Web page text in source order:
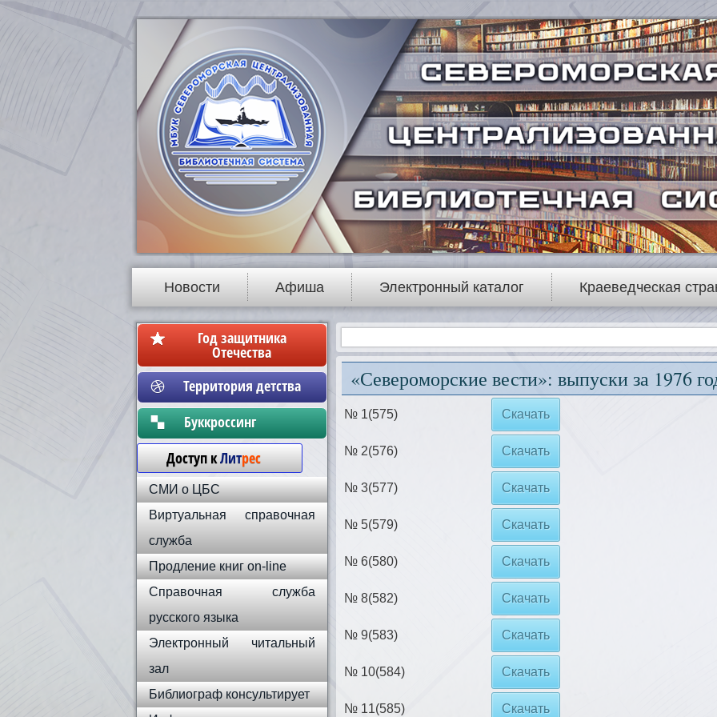
Новости Афиша Электронный каталог Краеведческая
Год защитника
Отечества
Территория детства
Бyккpoccинг
Доступ кЛитрес
СМИ о ЦБС
Виртуальная справочная
служба
Продление книг on-line
Справочная служба
русского языка
Электронный читальный
зал
Библиограф консультирует
«Североморские вести»: выпуски за 1976
№ 1(575) Скачать
№ 2(576) Скачать
№ 3(577) Скачать
№ 5(579) Скачать
№ 6(580) Скачать
№ 8(582) Скачать
№ 9(583) Скачать
№ 10(584) Скачать
№ 11(585) Скачать